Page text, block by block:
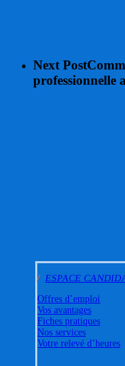
Next Post
professionnelle
/ ESPACE
Offres d’emploi
Vos avantages
Fiches pratiques
Nos services
Votre relevé d’heures